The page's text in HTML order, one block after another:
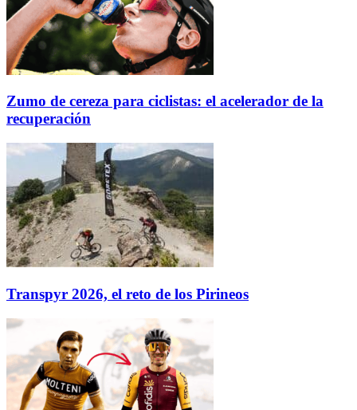
Zumo de cereza para ciclistas: el acelerador de la
recuperación
Transpyr 2026, el reto de los Pirineos